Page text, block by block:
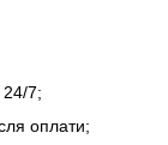
7;
оплати;